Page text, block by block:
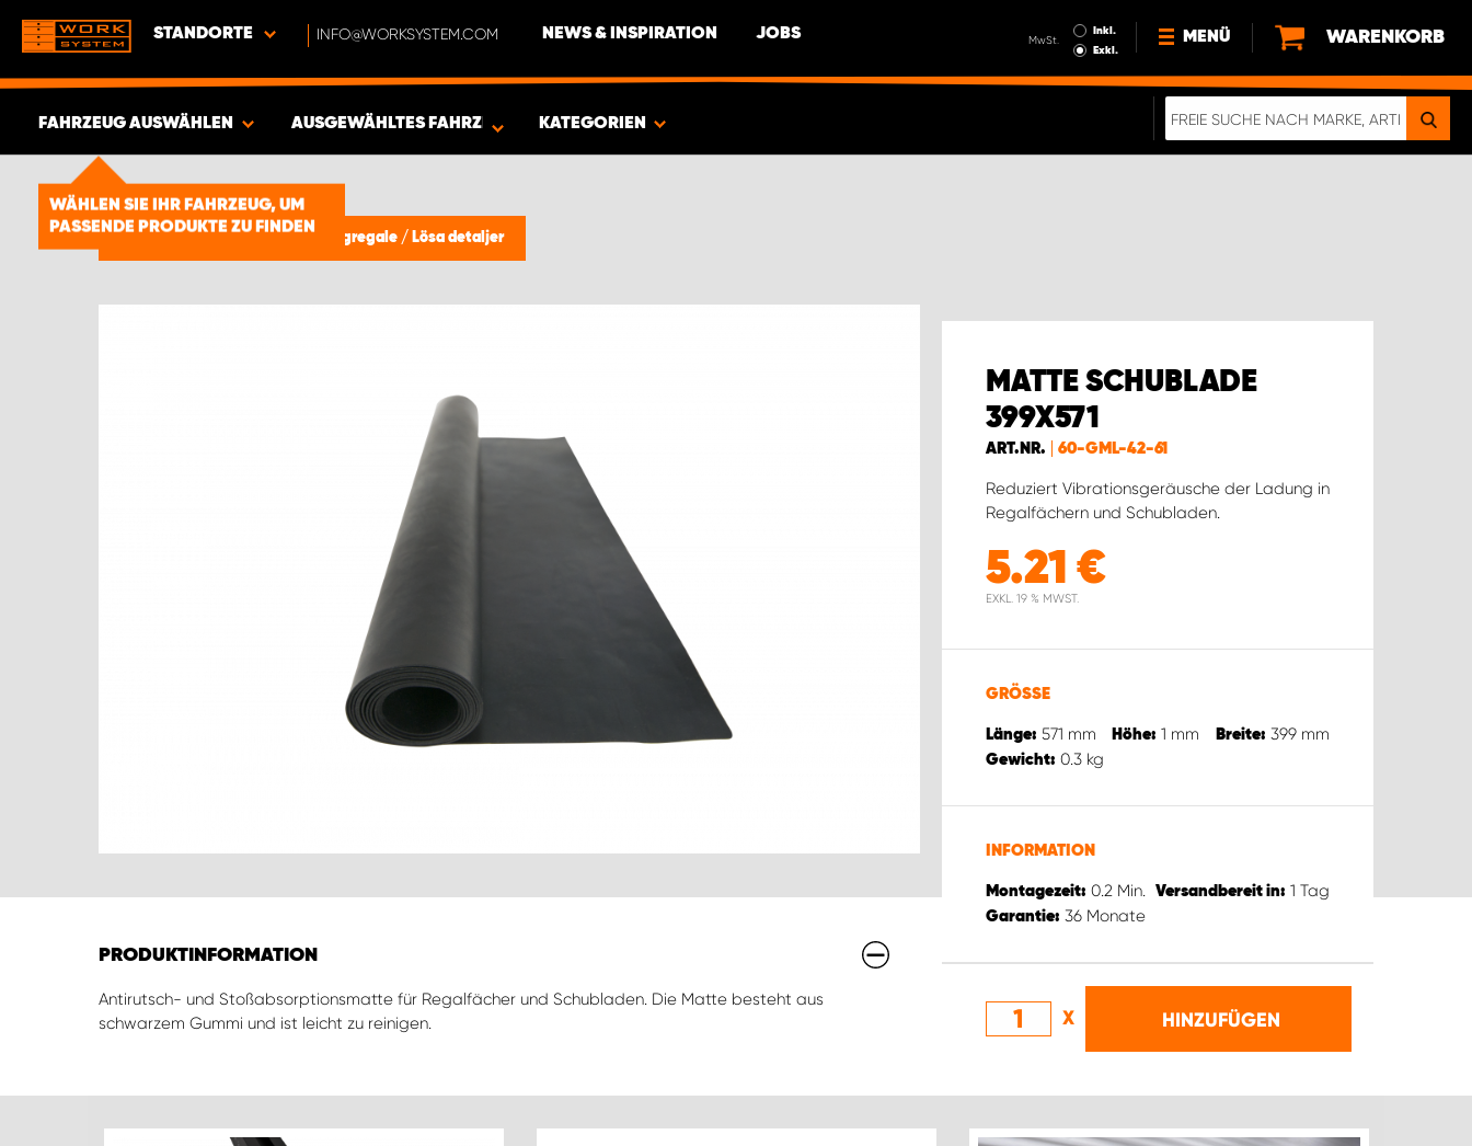
STANDORTE INFO@WORKSYSTEM.COM NEWS & INSPIRATION JOBS MwSt.
Inkl.
Exkl.
MENÜ
NEWS
IMPRESSUM
EIN RICHTIGER CRASH-TEST
WARENKORB
FAHRZEUG AUSWÄHLEN
WÄHLEN SIE IHR FAHRZEUG, UM
PASSENDE PRODUKTE ZU FINDEN
ERGEBNISSE ANZEIGEN -1850
ARTIKEL
AUSGEWÄHLTES FAHRZEUG KATEGORIEN
Fahrzeugeinrichtung & Fahrzeugregale / Lösa detaljer
MATTE SCHUBLADE
399X571
ART.NR. 60-GML-42-61
Reduziert Vibrationsgeräusche der Ladung in
Regalfächern und Schubladen.
5.21 €
EXKL. 19 % MWST.
GRÖSSE
Länge: 571 mm Höhe: 1 mm Breite: 399 mm
Gewicht: 0.3 kg
INFORMATION
Montagezeit: 0.2 Min. Versandbereit in: 1 Tag
Garantie: 36 Monate
X HINZUFÜGEN
PRODUKTINFORMATION
Antirutsch- und Stoßabsorptionsmatte für Regalfächer und Schubladen. Die Matte besteht aus
schwarzem Gummi und ist leicht zu reinigen.